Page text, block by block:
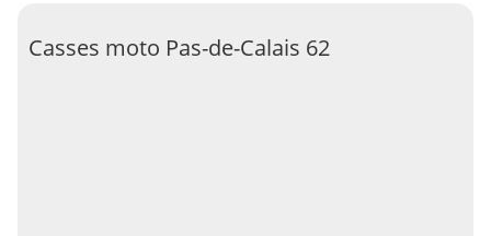
Casses moto Pas-de-Calais 62